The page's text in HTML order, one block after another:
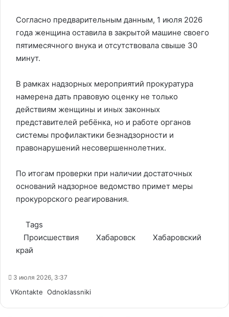
Согласно предварительным данным, 1 июля 2026
года женщина оставила в закрытой машине своего
пятимесячного внука и отсутствовала свыше 30
минут.
В рамках надзорных мероприятий прокуратура
намерена дать правовую оценку не только
действиям женщины и иных законных
представителей ребёнка, но и работе органов
системы профилактики безнадзорности и
правонарушений несовершеннолетних.
По итогам проверки при наличии достаточных
оснований надзорное ведомство примет меры
прокурорского реагирования.
Tags
Происшествия
Хабаровск
Хабаровский
край
3 июля 2026, 3:37
VKontakte Odnoklassniki